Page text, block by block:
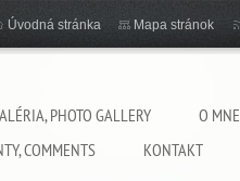
PHOTO GALLERY O MNE
COMMENTS
KONTAKT
Úvodná stránka Mapa stránok